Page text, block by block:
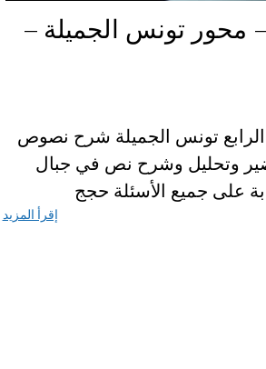
تونس الجميلة –
شرح نص في جبال خمير المحور 4 الرابع تونس الجميلة شرح نصوص
7 اساسي تحضير وتحليل وشرح نص في جبال
على جميع الأسئلة حجج
إقرأ المزيد